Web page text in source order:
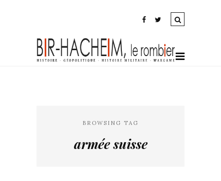
BROWSING TAG
armée suisse